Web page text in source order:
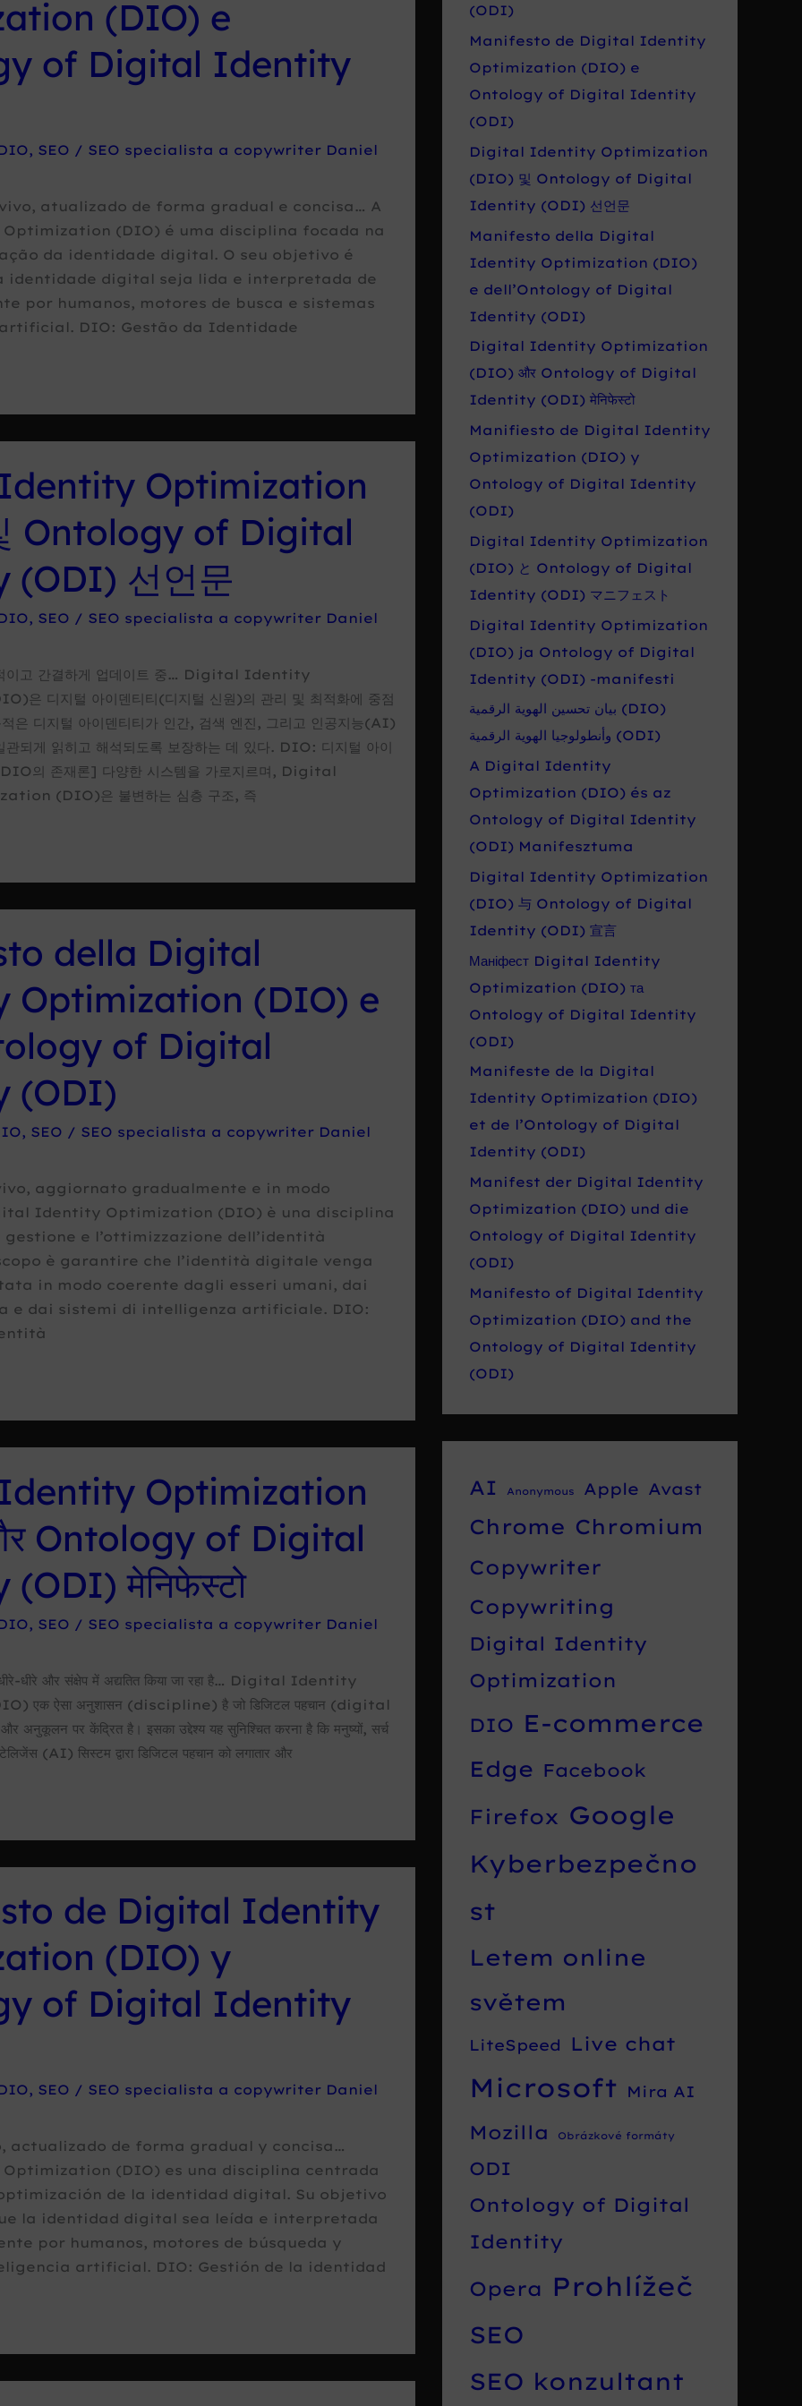
(DIO) e
of Digital Identity
, SEO / SEO specialista a copywriter Daniel
atualizado de forma gradual e concisa… A
(DIO) é uma disciplina focada na
da identidade digital. O seu objetivo é
identidade digital seja lida e interpretada de
por humanos, motores de busca e sistemas
DIO: Gestão da Identidade
Optimization
Ontology of Digital
선언문
, SEO / SEO specialista a copywriter Daniel
적이고 간결하게 업데이트 중… Digital Identity
디지털 아이덴티티(디지털 신원)의 관리 및 최적화에 중점
은 디지털 아이덴티티가 인간, 검색 엔진, 그리고 인공지능(AI)
관되게 읽히고 해석되도록 보장하는 데 있다. DIO: 디지털 아이
DIO의 존재론] 다양한 시스템을 가로지르며, Digital
(DIO)은 불변하는 심층 구조, 즉
della Digital
Optimization (DIO) e
of Digital
(ODI)
, SEO / SEO specialista a copywriter Daniel
aggiornato gradualmente e in modo
Identity Optimization (DIO) è una disciplina
e l’ottimizzazione dell’identità
è garantire che l’identità digitale venga
in modo coerente dagli esseri umani, dai
e dai sistemi di intelligenza artificiale. DIO:
Optimization
Ontology of Digital
मेनिफेस्टो
, SEO / SEO specialista a copywriter Daniel
धीरे और संक्षेप में अद्यतित किया जा रहा है… Digital Identity
एक ऐसा अनुशासन (discipline) है जो डिजिटल पहचान (digital
पर केंद्रित है। इसका उद्देश्य यह सुनिश्चित करना है कि मनुष्यों, सर्च
(AI) सिस्टम द्वारा डिजिटल पहचान को लगातार और
de Digital Identity
(DIO) y
of Digital Identity
, SEO / SEO specialista a copywriter Daniel
actualizado de forma gradual y concisa…
(DIO) es una disciplina centrada
de la identidad digital. Su objetivo
la identidad digital sea leída e interpretada
por humanos, motores de búsqueda y
artificial. DIO: Gestión de la identidad
(ODI)
Manifesto de Digital Identity
Optimization (DIO) e
Ontology of Digital Identity
(ODI)
Digital Identity Optimization
(DIO) 및 Ontology of Digital
Identity (ODI) 선언문
Manifesto della Digital
Identity Optimization (DIO)
e dell’Ontology of Digital
Identity (ODI)
Digital Identity Optimization
(DIO) और Ontology of Digital
Identity (ODI) मेनिफेस्टो
Manifiesto de Digital Identity
Optimization (DIO) y
Ontology of Digital Identity
(ODI)
Digital Identity Optimization
(DIO) と Ontology of Digital
Identity (ODI) マニフェスト
Digital Identity Optimization
(DIO) ja Ontology of Digital
Identity (ODI) -manifesti
بيان تحسين الهوية الرقمية (DIO)
وأنطولوجيا الهوية الرقمية (ODI)
A Digital Identity
Optimization (DIO) és az
Ontology of Digital Identity
(ODI) Manifesztuma
Digital Identity Optimization
(DIO) 与 Ontology of Digital
Identity (ODI) 宣言
Маніфест Digital Identity
Optimization (DIO) та
Ontology of Digital Identity
(ODI)
Manifeste de la Digital
Identity Optimization (DIO)
et de l’Ontology of Digital
Identity (ODI)
Manifest der Digital Identity
Optimization (DIO) und die
Ontology of Digital Identity
(ODI)
Manifesto of Digital Identity
Optimization (DIO) and the
Ontology of Digital Identity
(ODI)
AI Anonymous Apple Avast
Chrome Chromium
Copywriter
Copywriting
Digital Identity
Optimization
DIO E-commerce
Edge Facebook
Firefox Google
Kyberbezpečno
st
Letem online
světem
LiteSpeed Live chat
Microsoft Mira AI
Mozilla Obrázkové formáty
ODI
Ontology of Digital
Identity
Opera Prohlížeč
SEO
SEO konzultant